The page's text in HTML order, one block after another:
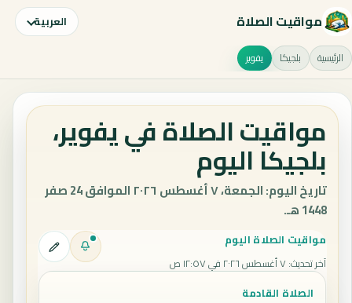
مواقيت الصلاة العربية
الرئيسية بلجيكا يفوير
مواقيت الصلاة في يفوير،
بلجيكا اليوم
تاريخ اليوم: الجمعة، ٧ أغسطس ٢٠٢٦ الموافق 24 صفر
1448 هـ.
مواقيت الصلاة اليوم
آخر تحديث:٧ أغسطس ٢٠٢٦ في ١٢:٥٧ ص
الصلاة القادمة